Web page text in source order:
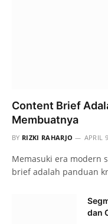
Content Brief
Membuatnya
BY RIZKI RAHARJO APRIL
Memasuki era modern
brief adalah panduan
dan